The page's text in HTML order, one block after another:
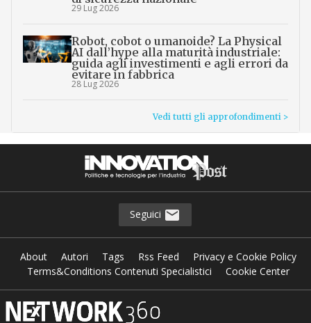
29 Lug 2026
Robot, cobot o umanoide? La Physical
AI dall’hype alla maturità industriale:
guida agli investimenti e agli errori da
evitare in fabbrica
28 Lug 2026
Vedi tutti gli approfondimenti >
Seguici
About Autori Tags Rss Feed
Privacy e Cookie Policy
Terms&Conditions Contenuti Specialistici
Cookie Center